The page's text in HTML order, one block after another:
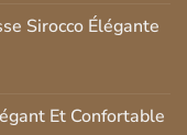
Sirocco Élégante
Et Confortable